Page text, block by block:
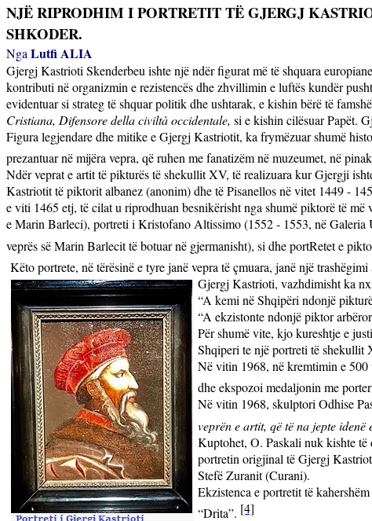
NJË RIPRODHIM I PORTRETIT TË GJERGJ
SHKODER.
Nga Lutfi ALIA
Gjergj Kastrioti Skenderbeu ishte një ndër figurat më të shquara
kontributi në organizmin e rezistencës dhe zhvillimin e luftës kundër
evidentuar si strateg të shquar politik dhe ushtarak, e kishin bërë të
Cristiana, Difensore della civiltà occidentale, si e kishin cilësuar Papët.
Figura legjendare dhe mitike e Gjergj Kastriotit, ka frymëzuar shumë
prezantuar në mijëra vepra, që ruhen me fanatizëm në muzeumet, në
Ndër veprat e artit të pikturës të shekullit XV, të realizuara kur Gjergji
Kastriotit të piktorit albanez (anonim) dhe të Pisanellos në vitet 1449 -
e viti 1465 etj, të cilat u riprodhuan besnikërisht nga shumë piktorë të më
e Marin Barleci), portreti iKristofano Altissimo (1552 - 1553, në Galeria
veprës së Marin Barlecit të botuar në gjermanisht), si dhe portRetet e
Këto portrete, në tërësinë e tyre janë vepra të çmuara, janë një
Gjergj Kastrioti, vazhdimisht ka
“A kemi në Shqipëri ndonjë
“A ekzistonte ndonjë piktor
Për shumë vite, kjo kureshtje e
Shqiperi te një portreti të shekullit
Në vitin 1968, në kremtimin e 500
dhe ekspozoi medaljonin me
Në vitin 1968, skulptori Odhise
veprën e artit, që të na jepte idenë
Kuptohet, O. Paskali nuk kishte të
portretin origjinal të Gjergj
Stefë Zuranit (Curani).
Ekzistenca e portretit të
“Drita”. [4]